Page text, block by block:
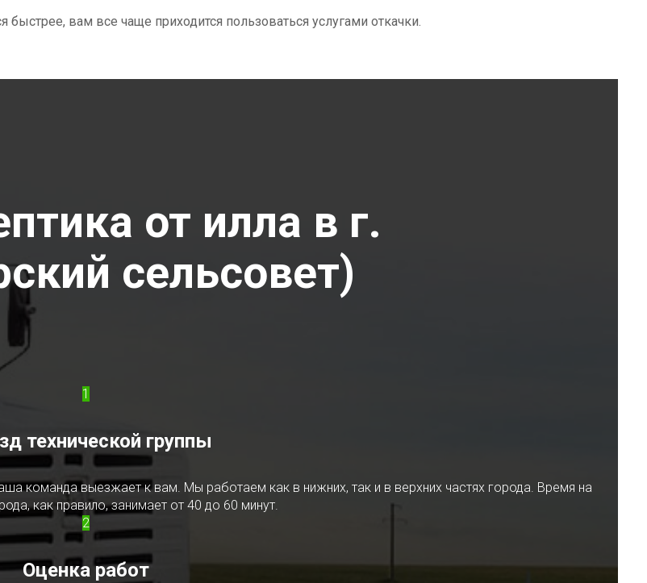
быстрее, вам все чаще приходится пользоваться услугами откачки.
от илла в г.
сельсовет)
1
технической группы
команда выезжает к вам. Мы работаем как в нижних, так и в верхних частях города. Время на
как правило, занимает от 40 до 60 минут.
2
Оценка работ